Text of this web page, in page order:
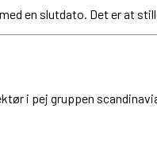
en slutdato. Det er at
i pej gruppen